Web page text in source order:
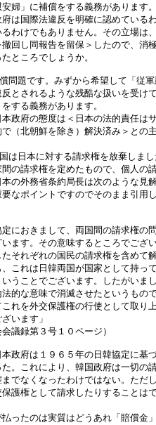
安婦」に補償をする義務がありま
国際法違反を明確に認めている
わけでもありません。その立場は
回し同報告を留保＞したので、消
ところでしょうか。
題です。みずから希望して「従
とされるような残酷な扱いを受け
する義務があります。
府の態度は＜日本の法的責任は
（北朝鮮を除き）解決済み＞との
日本に対する請求権を放棄しま
の請求権を定めたもので、個人の
の外務省条約局長は次のような見
なポイントですのでそのまま引用
おきまして、両国間の請求権の
ます。その意味するところでござ
それぞれの国民の請求権を含めて
これは日韓両国が国家として持っ
うことでございます。したがいま
的な意味で消滅させたというもの
れを外交保護権の行使として取り
います」
録第３号１０ページ）
府は１９６５年の日韓協定に基
。これにより、韓国政府は一切の
でなくなったわけではない。ただ
護権として請求したりすることは
たのは実質はどうあれ「賠償金